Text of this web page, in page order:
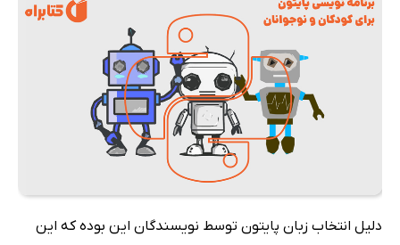
دلیل انتخاب زبان پایتون توسط نویسندگان این بوده که این